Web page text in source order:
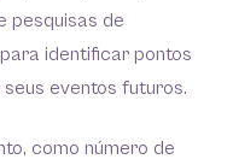
pesquisas de
identificar pontos
eventos futuros.
como número de